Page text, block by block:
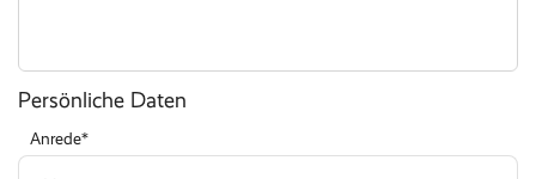
Persönliche Daten
Anrede